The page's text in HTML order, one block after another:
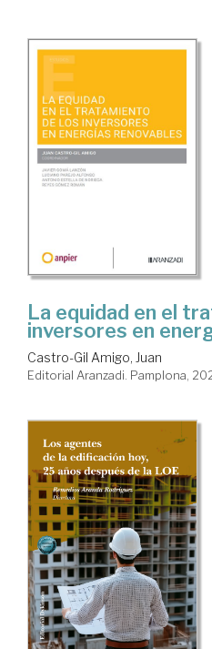
La equidad en el
inversores en
Castro-Gil Amigo, Juan
Editorial Aranzadi. Pamplona,